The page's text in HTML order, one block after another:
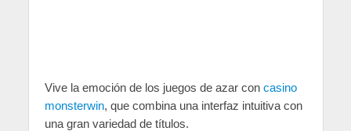
Vive la emoción de los juegos de azar con casino
monsterwin, que combina una interfaz intuitiva con
una gran variedad de títulos.